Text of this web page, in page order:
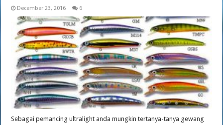
December 23, 2016 6
Sebagai pemancing ultralight anda mungkin tertanya-tanya gewang